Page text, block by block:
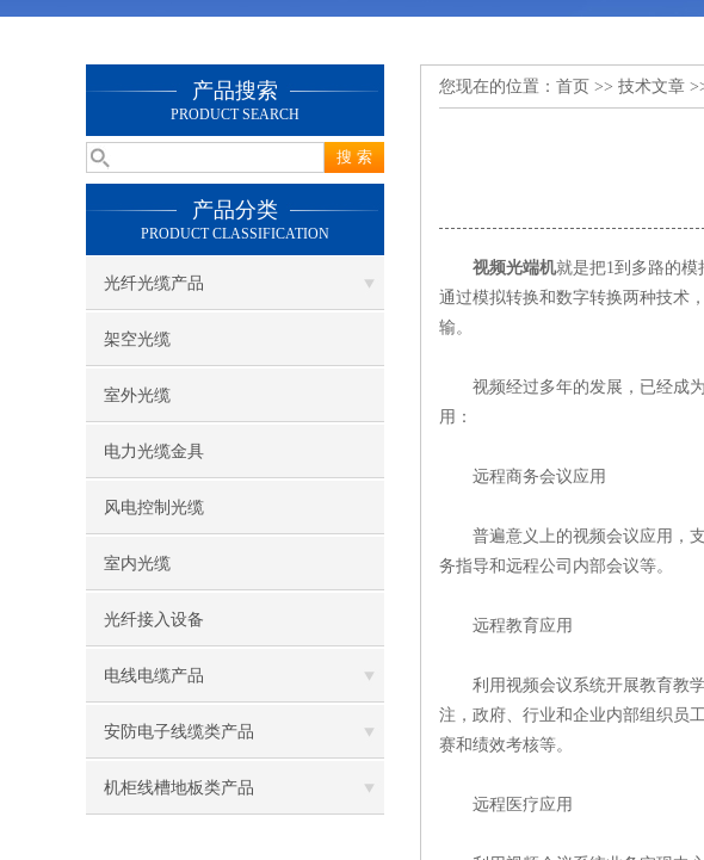
产品搜索
PRODUCT SEARCH
产品分类
PRODUCT CLASSIFICATION
光纤光缆产品
架空光缆
室外光缆
电力光缆金具
风电控制光缆
室内光缆
光纤接入设备
电线电缆产品
安防电子线缆类产品
机柜线槽地板类产品
您现在的位置： 首页 >> 技术文章
视频光端机就是把1到多路的
通过模拟转换和数字转换两种技术
输。
视频经过多年的发展，已经成为
用：
远程商务会议应用
普遍意义上的视频会议应用，支
务指导和远程公司内部会议等。
远程教育应用
利用视频会议系统开展教育教学
注，政府、行业和企业内部组织员
赛和绩效考核等。
远程医疗应用